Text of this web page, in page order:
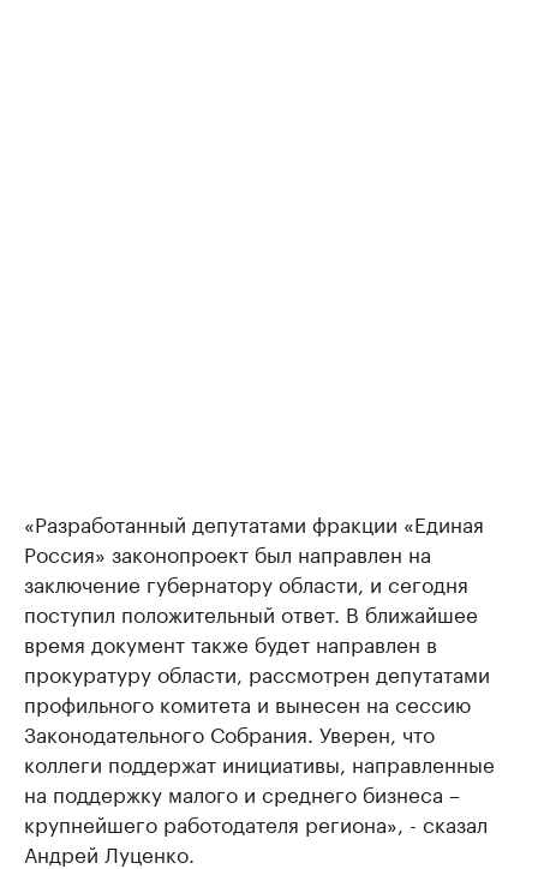
«Разработанный депутатами фракции «Единая
Россия» законопроект был направлен на
заключение губернатору области, и сегодня
поступил положительный ответ. В ближайшее
время документ также будет направлен в
прокуратуру области, рассмотрен депутатами
профильного комитета и вынесен на сессию
Законодательного Собрания. Уверен, что
коллеги поддержат инициативы, направленные
на поддержку малого и среднего бизнеса –
крупнейшего работодателя региона», - сказал
Андрей Луценко.